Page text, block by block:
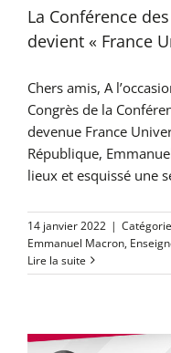
La Conférence
devient « France
Chers amis, A
Congrès de la
devenue France
République,
lieux et esquissé une
14 janvier 2022 |
Emmanuel Macron,
Lire la suite